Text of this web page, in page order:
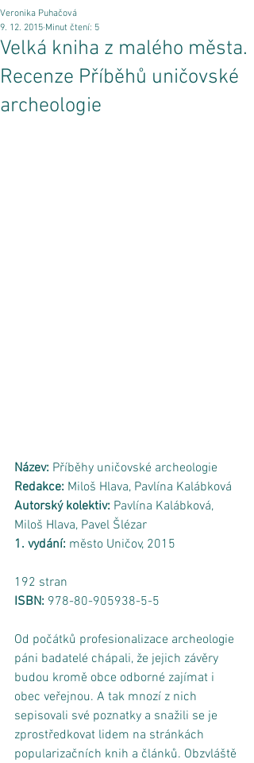
Velká kniha z malého města.
Recenze Příběhů uničovské
archeologie
Veronika Puhačová
9. 12. 2015 Minut čtení: 5
Název: Příběhy uničovské archeologie
Redakce: Miloš Hlava, Pavlína Kalábková
Autorský kolektiv: Pavlína Kalábková,
Miloš Hlava, Pavel Šlézar
1. vydání: město Uničov, 2015
192 stran
ISBN: 978-80-905938-5-5
Od počátků profesionalizace archeologie
páni badatelé chápali, že jejich závěry
budou kromě obce odborné zajímat i
obec veřejnou. A tak mnozí z nich
sepisovali své poznatky a snažili se je
zprostředkovat lidem na stránkách
popularizačních knih a článků. Obzvláště